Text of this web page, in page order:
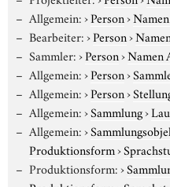
Allgemein:›Person›
Bearbeiter:›Person›
Sammler:›Person›Namen
Allgemein:›Person›
Allgemein:›Person›
Allgemein:›Sammlung›
Allgemein:›
Produktionsform›
Produktionsform:›